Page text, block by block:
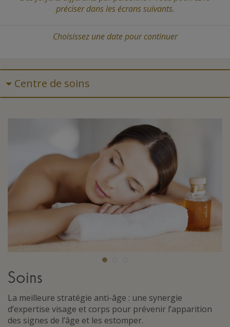
préciser dans les écrans suivants.
Choisissez une datepour continuer
Centre de soins
Soins
La meilleure stratégie anti-âge : une synergie
d’expertise visage et corps pour prévenir l’apparition
des signes de l’âge et les estomper.